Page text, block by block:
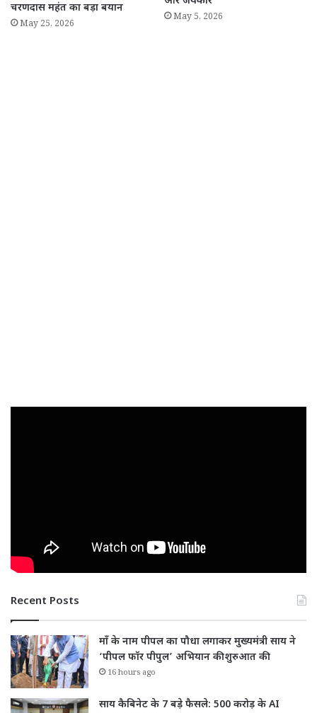
चरणदास महंत का बड़ा बयान
May 25, 2026
May 5, 2026
Recent Posts
माँ के नाम पीपल का पौधा लगाकर मुख्यमंत्री साय ने
‘पीपल फॉर पीपुल’ अभियान की शुरुआत की
16 hours ago
साय कैबिनेट के 7 बड़े फैसले: 500 करोड़ के AI